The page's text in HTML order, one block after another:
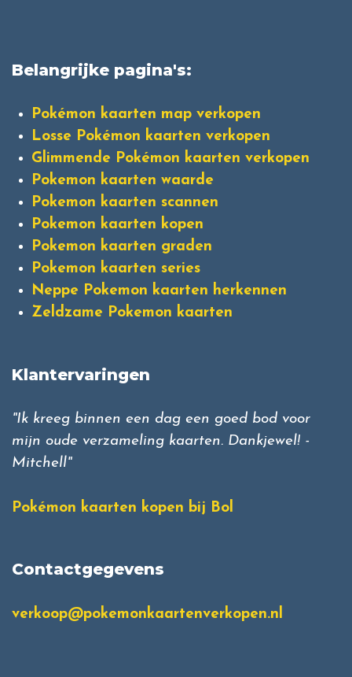
Belangrijke pagina's:
Pokémon kaarten map verkopen
Losse Pokémon kaarten verkopen
Glimmende Pokémon kaarten verkopen
Pokemon kaarten waarde
Pokemon kaarten scannen
Pokemon kaarten kopen
Pokemon kaarten graden
Pokemon kaarten series
Neppe Pokemon kaarten herkennen
Zeldzame Pokemon kaarten
Klantervaringen
"Ik kreeg binnen een dag een goed bod voor
mijn oude verzameling kaarten. Dankjewel! -
Mitchell"
Pokémon kaarten kopen bij Bol
Contactgegevens
verkoop@pokemonkaartenverkopen.nl